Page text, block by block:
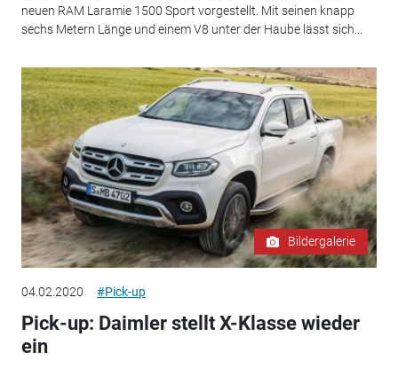
neuen RAM Laramie 1500 Sport vorgestellt. Mit seinen knapp
sechs Metern Länge und einem V8 unter der Haube lässt sich...
Bildergalerie
04.02.2020 #Pick-up
Pick-up: Daimler stellt X-Klasse wieder
ein